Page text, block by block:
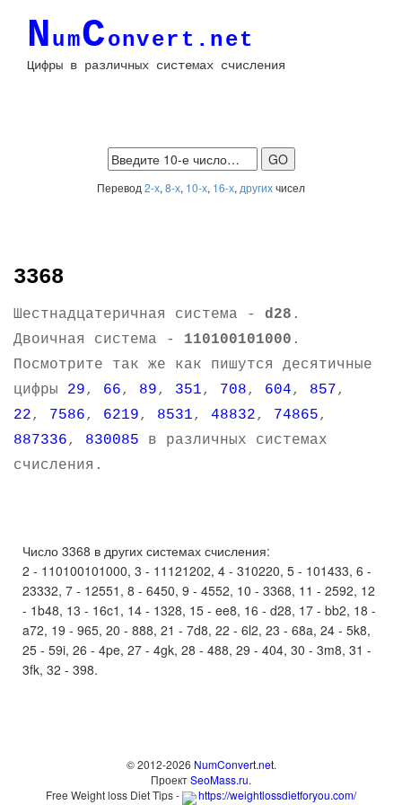
NumConvert.net
Цифры в различных системах счисления
Перевод 2-х, 8-х, 10-х, 16-х, другихчисел
3368
Шестнадцатеричная система - d28 .
Двоичная система - 110100101000 .
Посмотрите так же как пишутся десятичные
цифры 29, 66, 89, 351, 708, 604, 857,
22, 7586, 6219, 8531, 48832, 74865,
887336, 830085 в различных системах
счисления.
Число 3368 в других системах счисления:
2 - 110100101000, 3 - 11121202, 4 - 310220, 5 - 101433, 6 -
23332, 7 - 12551, 8 - 6450, 9 - 4552, 10 - 3368, 11 - 2592, 12
- 1b48, 13 - 16c1, 14 - 1328, 15 - ee8, 16 - d28, 17 - bb2, 18 -
a72, 19 - 965, 20 - 888, 21 - 7d8, 22 - 6l2, 23 - 68a, 24 - 5k8,
25 - 59i, 26 - 4pe, 27 - 4gk, 28 - 488, 29 - 404, 30 - 3m8, 31 -
3fk, 32 - 398.
© 2012-2026 NumConvert.net.
ПроектSeoMass.ru.
Free Weight loss Diet Tips -
https://weightlossdietforyou.com/